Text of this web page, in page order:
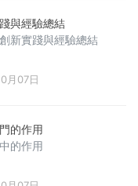
的指標體系、合規管理
進行探討。
與經驗總結
新實踐與經驗總結
月07日
的作用
的作用